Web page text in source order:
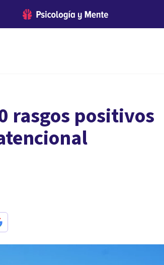
rasgos positivos